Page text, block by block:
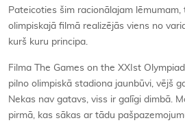
Pateicoties šim racionālajam lēmumam,
olimpiskajā filmā realizējās viens no
kurš kuru principa.
Filma The Games on the XXIst
pilno olimpiskā stadiona jaunbūvi, vējš
Nekas nav gatavs, viss ir galīgi dimbā.
pirmā, kas sākas ar tādu